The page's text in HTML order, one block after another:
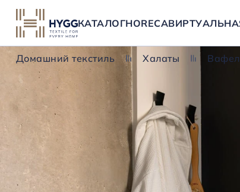
КАТАЛОГHORECA
Домашний текстиль Халаты